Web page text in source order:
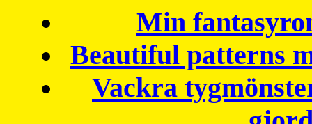
Min
Beautiful patterns
Vackra